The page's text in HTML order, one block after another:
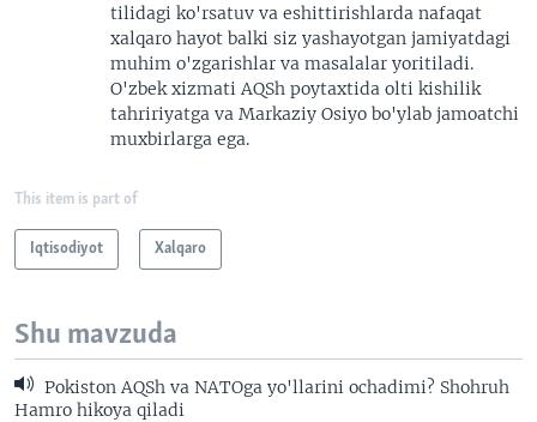
tilidagi ko'rsatuv va eshittirishlarda nafaqat
xalqaro hayot balki siz yashayotgan jamiyatdagi
muhim o'zgarishlar va masalalar yoritiladi.
O'zbek xizmati AQSh poytaxtida olti kishilik
tahririyatga va Markaziy Osiyo bo'ylab jamoatchi
muxbirlarga ega.
This item is part of
Iqtisodiyot Xalqaro
Shu mavzuda
Pokiston AQSh va NATOga yo'llarini ochadimi? Shohruh
Hamro hikoya qiladi